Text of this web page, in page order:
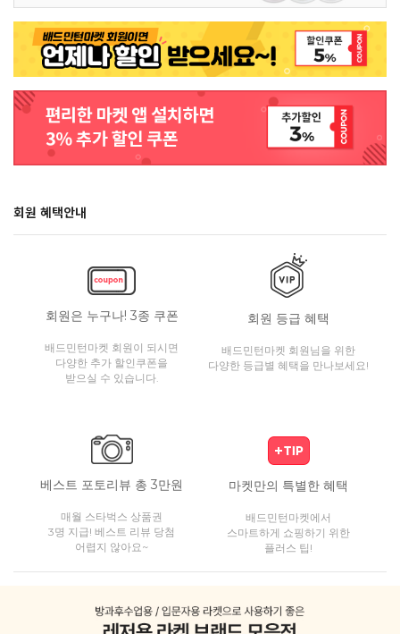
회원 혜택안내
회원은 누구나! 3종 쿠폰
배드민턴마켓 회원이 되시면
다양한 추가 할인쿠폰을
받으실 수 있습니다.
회원 등급 혜택
배드민턴마켓 회원님을 위한
다양한 등급별 혜택을 만나보세요!
베스트 포토리뷰 총 3만원
매월 스타벅스 상품권
3명 지급! 베스트 리뷰 당첨
어렵지 않아요~
마켓만의 특별한 혜택
배드민턴마켓에서
스마트하게 쇼핑하기 위한
플러스 팁!